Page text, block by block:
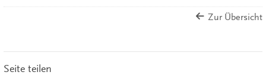
Zur Übersicht
Seite teilen